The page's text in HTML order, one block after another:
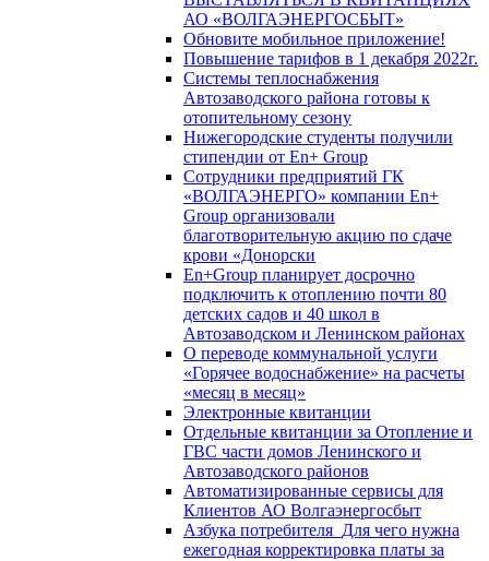
АО «ВОЛГАЭНЕРГОСБЫТ»
Обновите мобильное приложение!
Повышение тарифов в 1 декабря 2022г.
Системы теплоснабжения
Автозаводского района готовы к
отопительному сезону
Нижегородские студенты получили
стипендии от En+ Group
Сотрудники предприятий ГК
«ВОЛГАЭНЕРГО» компании En+
Group организовали
благотворительную акцию по сдаче
крови «Донорски
En+Group планирует досрочно
подключить к отоплению почти 80
детских садов и 40 школ в
Автозаводском и Ленинском районах
О переводе коммунальной услуги
«Горячее водоснабжение» на расчеты
«месяц в месяц»
Электронные квитанции
Отдельные квитанции за Отопление и
ГВС части домов Ленинского и
Автозаводского районов
Автоматизированные сервисы для
Клиентов АО Волгаэнергосбыт
Азбука потребителя_Для чего нужна
ежегодная корректировка платы за